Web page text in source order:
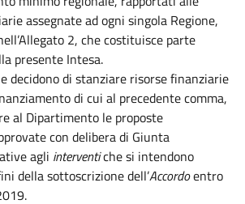
assegnate ad ogni singola Regione,
2, che costituisce parte
presente Intesa.
decidono di stanziare risorse finanziarie
di cui al precedente comma,
al Dipartimento le proposte
con delibera di Giunta
agli interventiche si intendono
della sottoscrizione dell’Accordoentro